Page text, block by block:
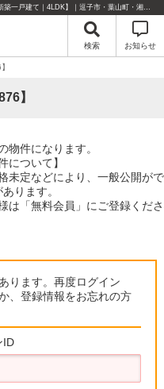
こちらは会員物件です【im-319876｜逗子市池子1丁目｜新築一戸建て｜4LDK】｜逗子市・葉山町・湘南エリアの不動産のことならセンチュリー21リビングライフにお任せください！
検索 お知らせ
】
物件になります。
について】
未定などにより、一般公開がで
ります。
は「無料会員」にご登録くださ
ります。再度ログイン
、登録情報をお忘れの方
ID